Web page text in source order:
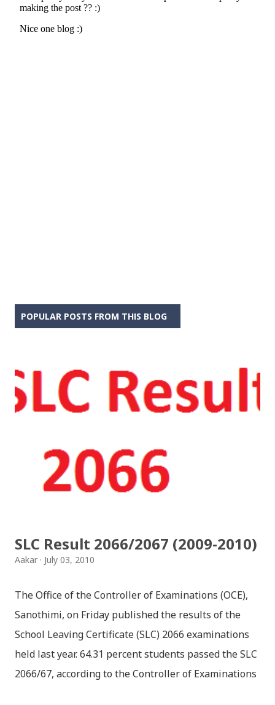
POPULAR POSTS FROM THIS BLOG
SLC Result 2066/2067 (2009-2010)
Aakar July 03, 2010
The Office of the Controller of Examinations (OCE),
Sanothimi, on Friday published the results of the
School Leaving Certificate (SLC) 2066 examinations
held last year. 64.31 percent students passed the SLC
2066/67, according to the Controller of Examinations